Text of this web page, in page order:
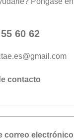
60 62
contacto
correo